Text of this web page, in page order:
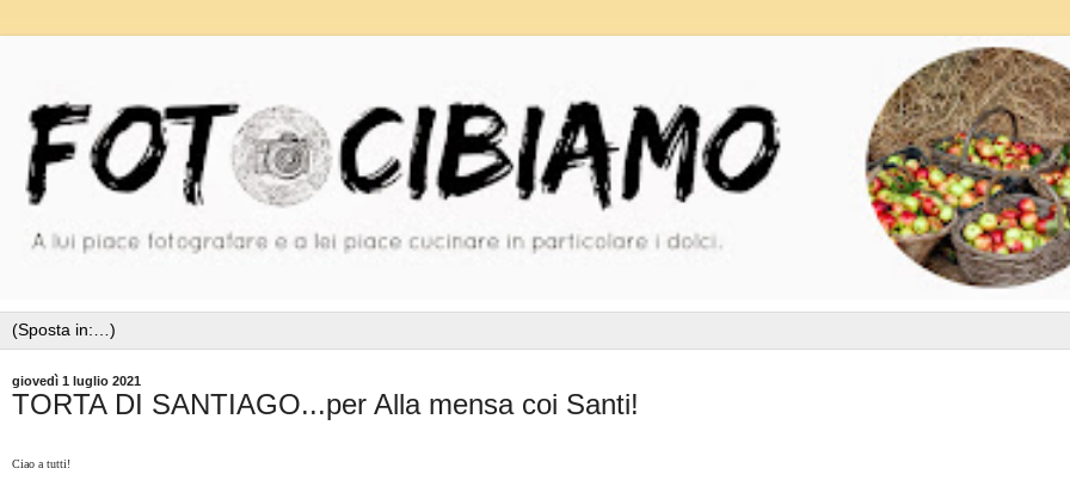
giovedì 1 luglio 2021
TORTA DI SANTIAGO...per Alla mensa coi Santi!
Ciao a tutti!